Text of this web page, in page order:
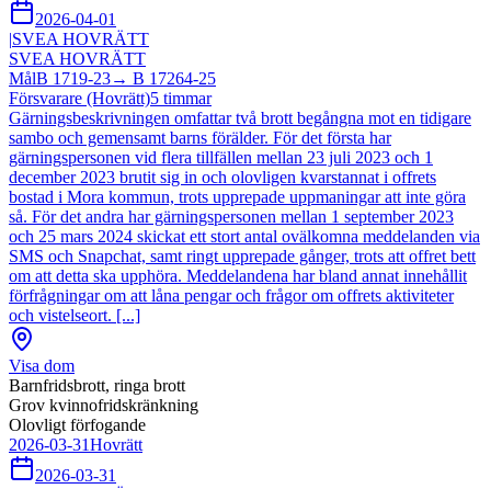
2026-04-01
|SVEA HOVRÄTT
SVEA HOVRÄTT
MålB 1719-23→ B 17264-25
Försvarare (Hovrätt)5 timmar
Gärningsbeskrivningen omfattar två brott begångna mot en tidigare
sambo och gemensamt barns förälder. För det första har
gärningspersonen vid flera tillfällen mellan 23 juli 2023 och 1
december 2023 brutit sig in och olovligen kvarstannat i offrets
bostad i Mora kommun, trots upprepade uppmaningar att inte göra
så. För det andra har gärningspersonen mellan 1 september 2023
och 25 mars 2024 skickat ett stort antal ovälkomna meddelanden via
SMS och Snapchat, samt ringt upprepade gånger, trots att offret bett
om att detta ska upphöra. Meddelandena har bland annat innehållit
förfrågningar om att låna pengar och frågor om offrets aktiviteter
och vistelseort. [...]
Visa dom
Barnfridsbrott, ringa brott
Grov kvinnofridskränkning
Olovligt förfogande
2026-03-31Hovrätt
2026-03-31